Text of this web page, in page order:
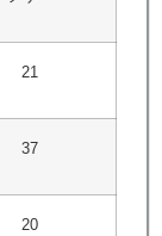
21
37
20